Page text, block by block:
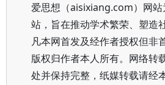
爱思想（aisixiang.com）网站
站，旨在推动学术繁荣、塑造
凡本网首发及经作者授权但非
版权归作者本人所有。网络转
处并保持完整，纸媒转载请经